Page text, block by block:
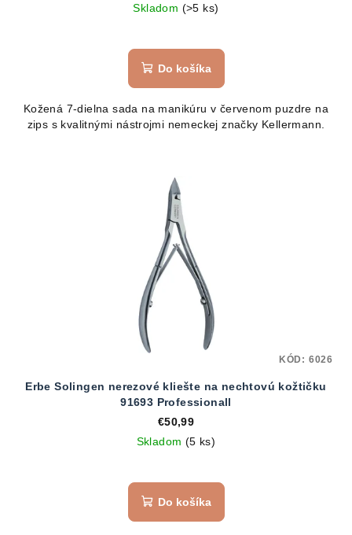
Skladom (>5 ks)
Do košíka
Kožená 7-dielna sada na manikúru v červenom puzdre na
zips s kvalitnými nástrojmi nemeckej značky Kellermann.
Erbe Solingen nerezové kliešte na nechtovú kožtičku
91693 Professionall
€50,99
Skladom (5 ks)
Do košíka
KÓD: 6026